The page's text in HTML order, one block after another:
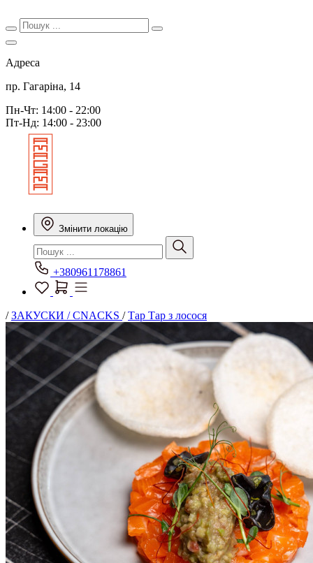
Адреса
пр. Гагаріна, 14
Пн-Чт: 14:00 - 22:00
Пт-Нд: 14:00 - 23:00
Змінити локацію
+380961178861
/ЗАКУСКИ / CNACKS /Тар Тар з лосося